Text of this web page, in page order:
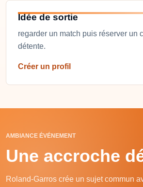
Idée de sortie
regarder un match puis réserver un
détente.
Créer un profil
AMBIANCE ÉVÉNEMENT
Une accroche
Roland-Garros crée un sujet commun